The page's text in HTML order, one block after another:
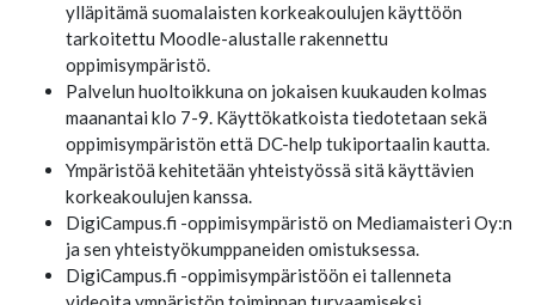
ylläpitämä suomalaisten korkeakoulujen käyttöön
tarkoitettu Moodle-alustalle rakennettu
oppimisympäristö.
Palvelun huoltoikkuna on jokaisen kuukauden kolmas
maanantai klo 7-9. Käyttökatkoista tiedotetaan sekä
oppimisympäristön että DC-help tukiportaalin kautta.
Ympäristöä kehitetään yhteistyössä sitä käyttävien
korkeakoulujen kanssa.
DigiCampus.fi -oppimisympäristö on Mediamaisteri Oy:n
ja sen yhteistyökumppaneiden omistuksessa.
DigiCampus.fi -oppimisympäristöön ei tallenneta